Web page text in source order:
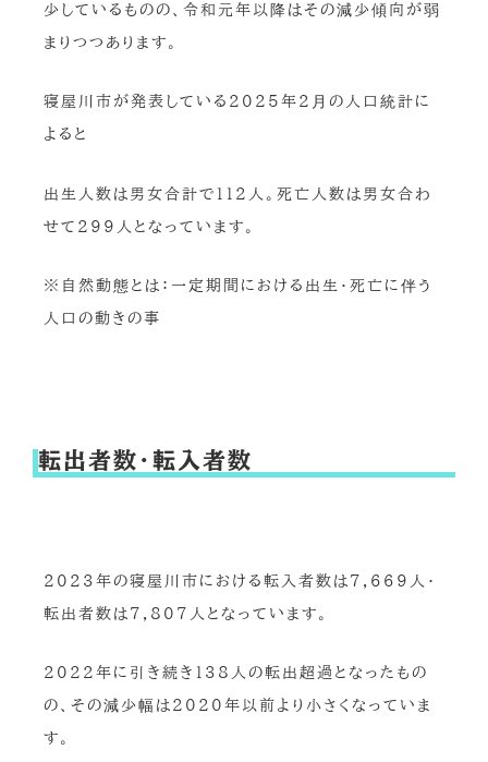
少しているものの、令和元年以降はその減少傾向が弱
まりつつあります。
寝屋川市が発表している2025年2月の人口統計に
よると
出生人数は男女合計で112人。死亡人数は男女合わ
せて299人となっています。
※自然動態とは：一定期間における出生・死亡に伴う
人口の動きの事
転出者数・転入者数
2023年の寝屋川市における転入者数は7,669人・
転出者数は7,807人となっています。
2022年に引き続き138人の転出超過となったもの
の、その減少幅は2020年以前より小さくなっていま
す。